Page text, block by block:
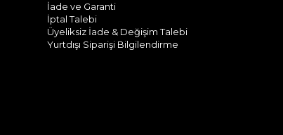
İade ve Garanti
İptal Talebi
Üyeliksiz İade & Değişim Talebi
Yurtdışı Siparişi Bilgilendirme